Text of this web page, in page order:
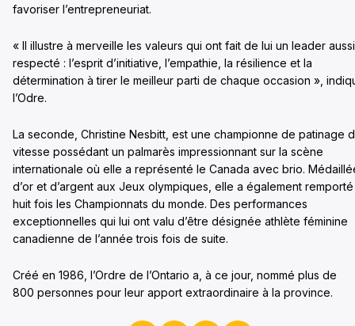
favoriser l’entrepreneuriat.
« Il illustre à merveille les valeurs qui ont fait de lui un leader aussi
respecté : l’esprit d’initiative, l’empathie, la résilience et la
détermination à tirer le meilleur parti de chaque occasion »,
l’Odre.
La seconde, Christine Nesbitt, est une championne de patinage
vitesse possédant un palmarès impressionnant sur la scène
internationale où elle a représenté le Canada avec brio.
d’or et d’argent aux Jeux olympiques, elle a également remporté
huit fois les Championnats du monde. Des performances
exceptionnelles qui lui ont valu d’être désignée athlète féminine
canadienne de l’année trois fois de suite.
Créé en 1986, l’Ordre de l’Ontario a, à ce jour, nommé plus de
800 personnes pour leur apport extraordinaire à la province.